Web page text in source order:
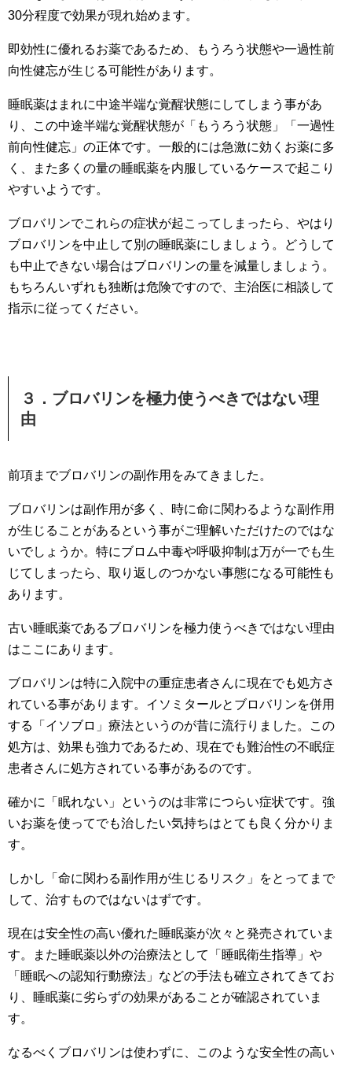
30分程度で効果が現れ始めます。
即効性に優れるお薬であるため、もうろう状態や一過性前
向性健忘が生じる可能性があります。
睡眠薬はまれに中途半端な覚醒状態にしてしまう事があ
り、この中途半端な覚醒状態が「もうろう状態」「一過性
前向性健忘」の正体です。一般的には急激に効くお薬に多
く、また多くの量の睡眠薬を内服しているケースで起こり
やすいようです。
ブロバリンでこれらの症状が起こってしまったら、やはり
ブロバリンを中止して別の睡眠薬にしましょう。どうして
も中止できない場合はブロバリンの量を減量しましょう。
もちろんいずれも独断は危険ですので、主治医に相談して
指示に従ってください。
３．ブロバリンを極力使うべきではない理
由
前項までブロバリンの副作用をみてきました。
ブロバリンは副作用が多く、時に命に関わるような副作用
が生じることがあるという事がご理解いただけたのではな
いでしょうか。特にブロム中毒や呼吸抑制は万が一でも生
じてしまったら、取り返しのつかない事態になる可能性も
あります。
古い睡眠薬であるブロバリンを極力使うべきではない理由
はここにあります。
ブロバリンは特に入院中の重症患者さんに現在でも処方さ
れている事があります。イソミタールとブロバリンを併用
する「イソブロ」療法というのが昔に流行りました。この
処方は、効果も強力であるため、現在でも難治性の不眠症
患者さんに処方されている事があるのです。
確かに「眠れない」というのは非常につらい症状です。強
いお薬を使ってでも治したい気持ちはとても良く分かりま
す。
しかし「命に関わる副作用が生じるリスク」をとってまで
して、治すものではないはずです。
現在は安全性の高い優れた睡眠薬が次々と発売されていま
す。また睡眠薬以外の治療法として「睡眠衛生指導」や
「睡眠への認知行動療法」などの手法も確立されてきてお
り、睡眠薬に劣らずの効果があることが確認されていま
す。
なるべくブロバリンは使わずに、このような安全性の高い